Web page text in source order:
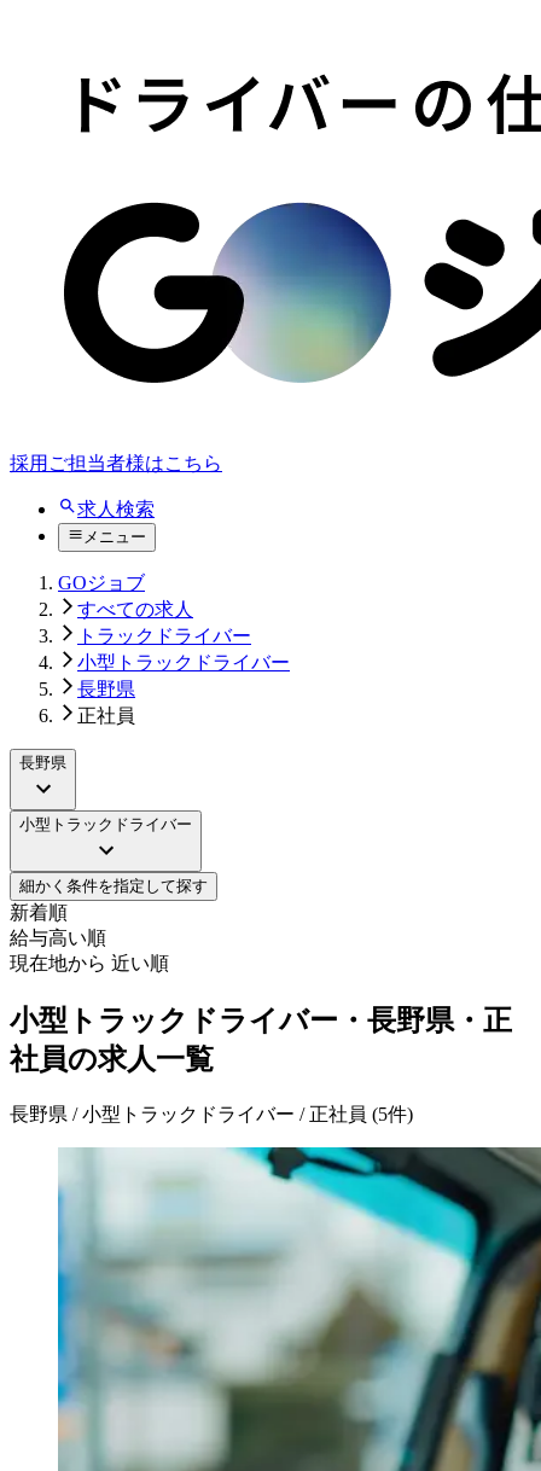
採用ご担当者様はこちら
求人検索
メニュー
GOジョブ
すべての求人
トラックドライバー
小型トラックドライバー
長野県
正社員
長野県
小型トラックドライバー
細かく条件を指定して探す
新着順
給与高い順
現在地から 近い順
小型トラックドライバー・長野県・正
社員の求人一覧
長野県 / 小型トラックドライバー / 正社員 (5件)